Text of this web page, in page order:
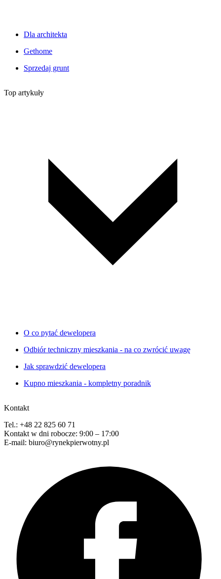
Dla architekta
Gethome
Sprzedaj grunt
Top artykuły
O co pytać dewelopera
Odbiór techniczny mieszkania - na co zwrócić uwagę
Jak sprawdzić dewelopera
Kupno mieszkania - kompletny poradnik
Kontakt
Tel.: +48 22 825 60 71
Kontakt w dni robocze: 9:00 – 17:00
E-mail: biuro@rynekpierwotny.pl